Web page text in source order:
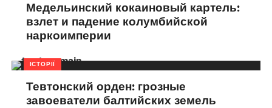
Медельинский кокаиновый картель:
взлет и падение колумбийской
наркоимперии
ІСТОРІЇ
Тевтонский орден: грозные
завоеватели балтийских земель